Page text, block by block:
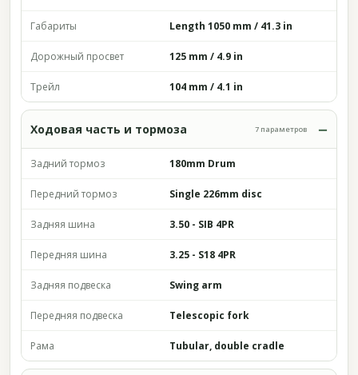
Габариты Length 1050 mm / 41.3 in
Дорожный просвет 125 mm / 4.9 in
Трейл 104 mm / 4.1 in
Ходовая часть и тормоза 7 параметров
Задний тормоз 180mm Drum
Передний тормоз Single 226mm disc
Задняя шина 3.50 - SIB 4PR
Передняя шина 3.25 - S18 4PR
Задняя подвеска Swing arm
Передняя подвеска Telescopic fork
Рама Tubular, double cradle